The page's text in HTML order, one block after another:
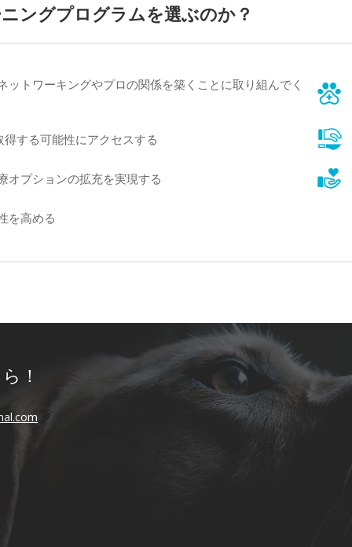
ングプログラムを選ぶのか？
ットワーキングやプロの関係を築くことに取り組んでく
得する可能性にアクセスする
オプションの拡充を実現する
を高める
！